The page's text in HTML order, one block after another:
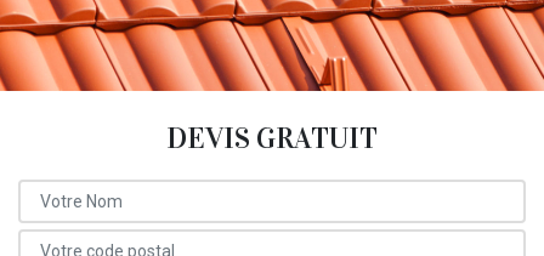
DEVIS GRATUIT